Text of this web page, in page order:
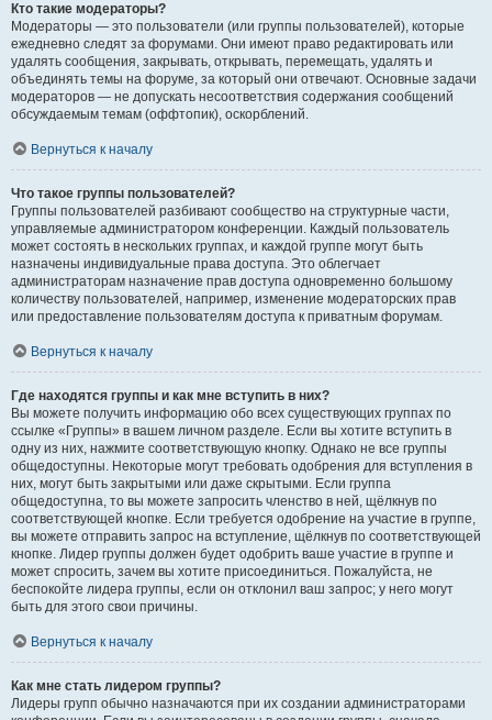
Кто такие модераторы?
Модераторы — это пользователи (или группы пользователей), которые
ежедневно следят за форумами. Они имеют право редактировать или
удалять сообщения, закрывать, открывать, перемещать, удалять и
объединять темы на форуме, за который они отвечают. Основные задачи
модераторов — не допускать несоответствия содержания сообщений
обсуждаемым темам (оффтопик), оскорблений.
Вернуться к началу
Что такое группы пользователей?
Группы пользователей разбивают сообщество на структурные части,
управляемые администратором конференции. Каждый пользователь
может состоять в нескольких группах, и каждой группе могут быть
назначены индивидуальные права доступа. Это облегчает
администраторам назначение прав доступа одновременно большому
количеству пользователей, например, изменение модераторских прав
или предоставление пользователям доступа к приватным форумам.
Вернуться к началу
Где находятся группы и как мне вступить в них?
Вы можете получить информацию обо всех существующих группах по
ссылке «Группы» в вашем личном разделе. Если вы хотите вступить в
одну из них, нажмите соответствующую кнопку. Однако не все группы
общедоступны. Некоторые могут требовать одобрения для вступления в
них, могут быть закрытыми или даже скрытыми. Если группа
общедоступна, то вы можете запросить членство в ней, щёлкнув по
соответствующей кнопке. Если требуется одобрение на участие в группе,
вы можете отправить запрос на вступление, щёлкнув по соответствующей
кнопке. Лидер группы должен будет одобрить ваше участие в группе и
может спросить, зачем вы хотите присоединиться. Пожалуйста, не
беспокойте лидера группы, если он отклонил ваш запрос; у него могут
быть для этого свои причины.
Вернуться к началу
Как мне стать лидером группы?
Лидеры групп обычно назначаются при их создании администраторами